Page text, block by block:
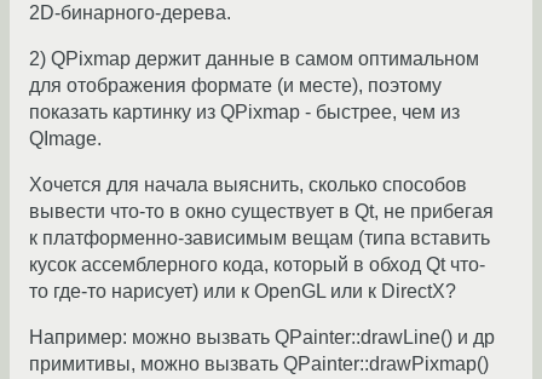
2D-бинарного-дерева.
2) QPixmap держит данные в самом оптимальном
для отображения формате (и месте), поэтому
показать картинку из QPixmap - быстрее, чем из
QImage.
Хочется для начала выяснить, сколько способов
вывести что-то в окно существует в Qt, не прибегая
к платформенно-зависимым вещам (типа вставить
кусок ассемблерного кода, который в обход Qt что-
то где-то нарисует) или к OpenGL или к DirectX?
Например: можно вызвать QPainter::drawLine() и др
примитивы, можно вызвать QPainter::drawPixmap()